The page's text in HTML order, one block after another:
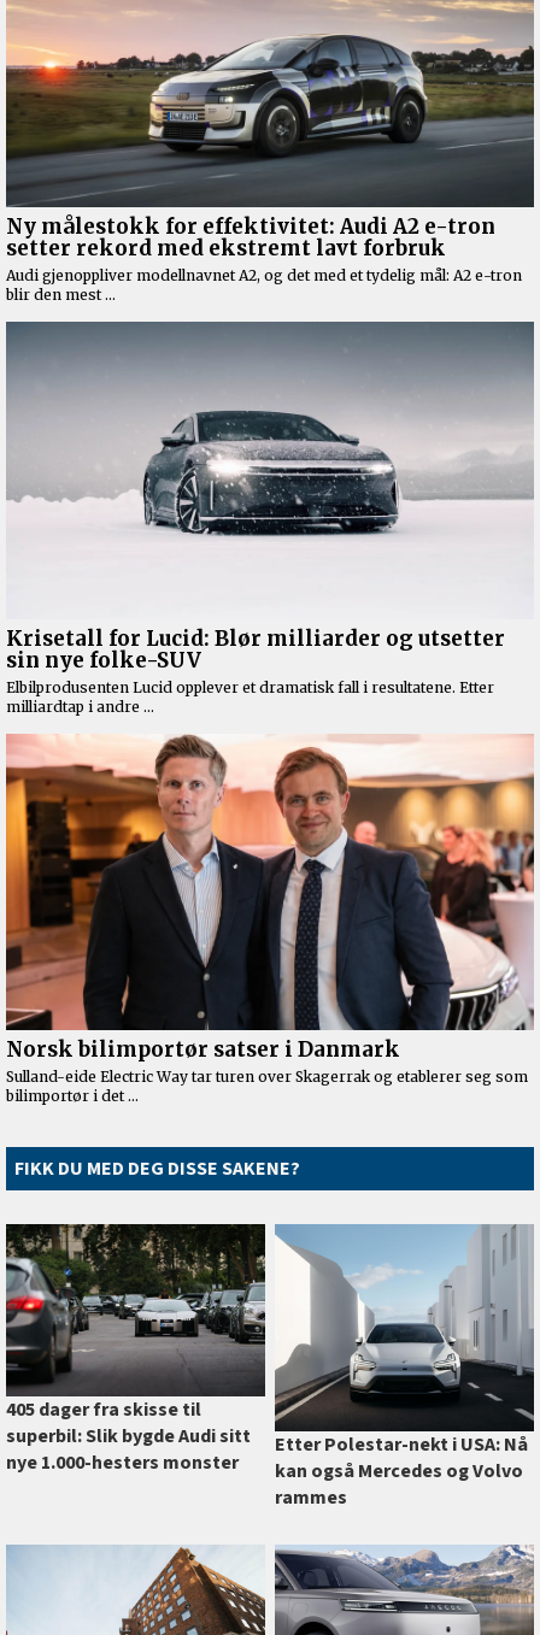
FIKK DU MED DEG DISSE SAKENE?
405 dager fra skisse til
superbil: Slik bygde Audi sitt
nye 1.000-hesters monster
Etter Polestar-nekt i USA: Nå
kan også Mercedes og Volvo
rammes